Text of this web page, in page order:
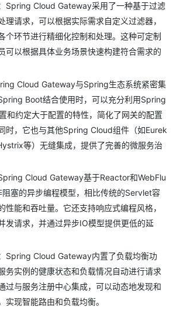
Spring Cloud Gateway采用了一种基于过滤
理请求，可以根据实际需求自定义过滤器，
个环节进行精细化控制和处理。这种可定制
可以根据具体业务场景快速构建符合需求的
Cloud Gateway与Spring生态系统紧密集
Boot结合使用时，可以充分利用Spring
和约定大于配置的特性，简化了网关的配置
时，它也与其他Spring Cloud组件（如Eurek
等）无缝集成，提供了完善的微服务治
Cloud Gateway基于Reactor和WebFlu
塞的异步编程模型，相比传统的Servlet容
性能和吞吐量。它还支持响应式编程风格，
发请求，并通过异步IO模型提供更低的延
Spring Cloud Gateway内置了负载均衡功
务实例的健康状态和负载情况自动进行请求
过与服务注册中心集成，可以动态地发现和
实现智能路由和负载均衡。